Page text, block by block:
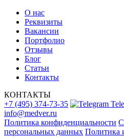
О нас
Реквизиты
Вакансии
Портфолио
Отзывы
Блог
Статьи
Контакты
КОНТАКТЫ
+7 (495) 374-73-35
info@medver.ru
Политика конфиденциальности
персональных данных Политика